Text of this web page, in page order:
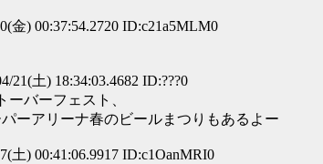
金) 00:37:54.2720 ID:c21a5MLM0
21(土) 18:34:03.4682 ID:???0
バーフェスト、
ーアリーナ春のビールまつりもあるよー
土) 00:41:06.9917 ID:c1OanMRI0